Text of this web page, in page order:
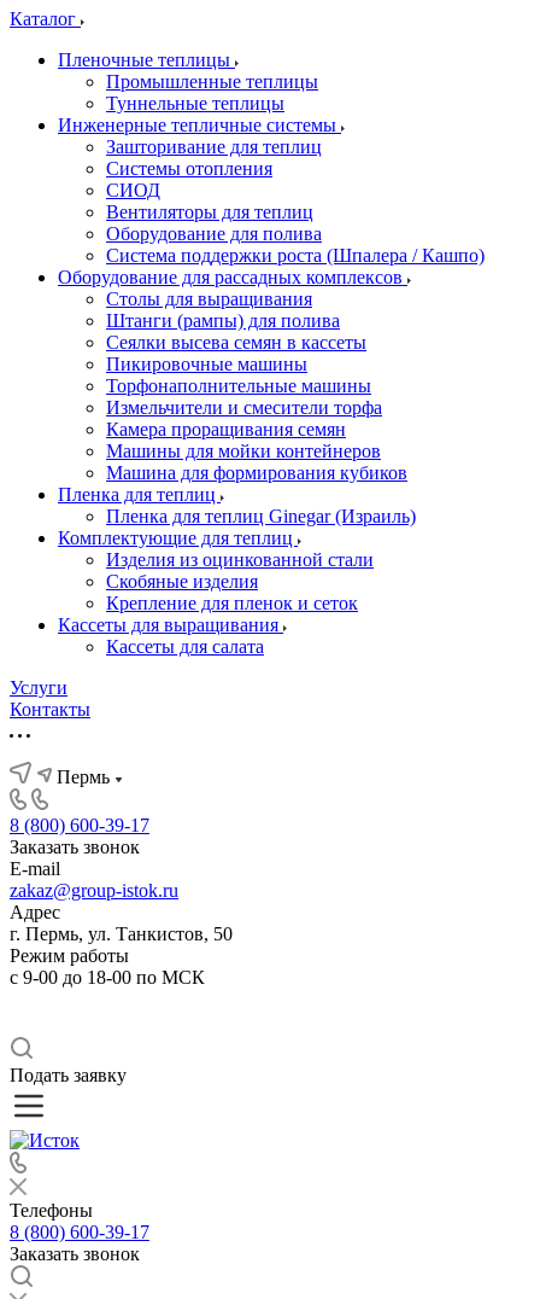
Каталог
Пленочные теплицы
Промышленные теплицы
Туннельные теплицы
Инженерные тепличные системы
Зашторивание для теплиц
Системы отопления
СИОД
Вентиляторы для теплиц
Оборудование для полива
Система поддержки роста (Шпалера / Кашпо)
Оборудование для рассадных комплексов
Столы для выращивания
Штанги (рампы) для полива
Сеялки высева семян в кассеты
Пикировочные машины
Торфонаполнительные машины
Измельчители и смесители торфа
Камера проращивания семян
Машины для мойки контейнеров
Машина для формирования кубиков
Пленка для теплиц
Пленка для теплиц Ginegar (Израиль)
Комплектующие для теплиц
Изделия из оцинкованной стали
Скобяные изделия
Крепление для пленок и сеток
Кассеты для выращивания
Кассеты для салата
Услуги
Контакты
Пермь
8 (800) 600-39-17
Заказать звонок
E-mail
zakaz@group-istok.ru
Адрес
г. Пермь, ул. Танкистов, 50
Режим работы
с 9-00 до 18-00 по МСК
Подать заявку
Телефоны
8 (800) 600-39-17
Заказать звонок